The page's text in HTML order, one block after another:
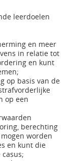
leerdoelen
en meer
in relatie tot
en kunt
op basis van de
op een
berechting
worden
en kunt die